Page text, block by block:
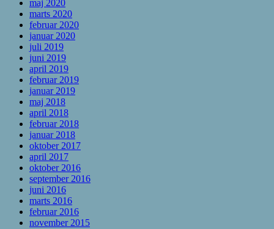
maj 2020
marts 2020
februar 2020
januar 2020
juli 2019
juni 2019
april 2019
februar 2019
januar 2019
maj 2018
april 2018
februar 2018
januar 2018
oktober 2017
april 2017
oktober 2016
september 2016
juni 2016
marts 2016
februar 2016
november 2015